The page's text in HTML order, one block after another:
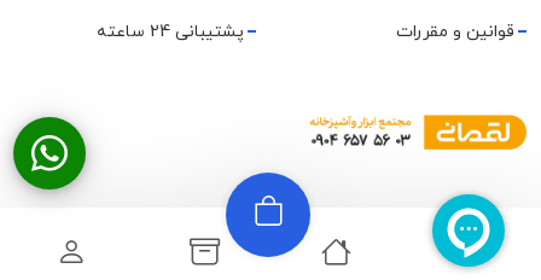
قوانین و مقررات
پشتیبانی 24 ساعته
تمامی حقوق متعلق به مجموعه هایتولز لقمانی میباشد. نقشه سایت